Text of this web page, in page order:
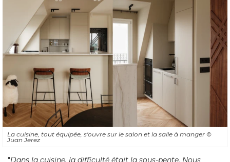
La cuisine, tout équipée, s'ouvre sur le salon et la salle à manger ©
Juan Jerez
"Dans la cuisine, la difficulté était la sous-pente. Nous